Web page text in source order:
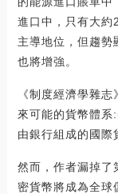
進口中，只有大約
主導地位，但趨勢
也將增強。
《制度經濟學雜
來可能的貨幣體系
由銀行組成的國際
然而，作者漏掉了
密貨幣將成為全球